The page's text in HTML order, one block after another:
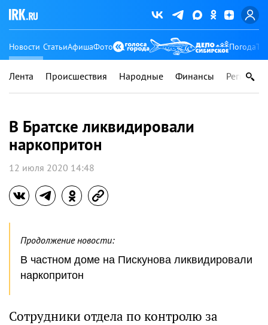
Новости СтатьиАфишаФото Погода
Лента Происшествия Народные Финансы Регионы
В Братске ликвидировали
наркопритон
12 июля 2020 14:48
Продолжение новости:
В частном доме на Пискунова ликвидировали
наркопритон
Сотрудники отдела по контролю за